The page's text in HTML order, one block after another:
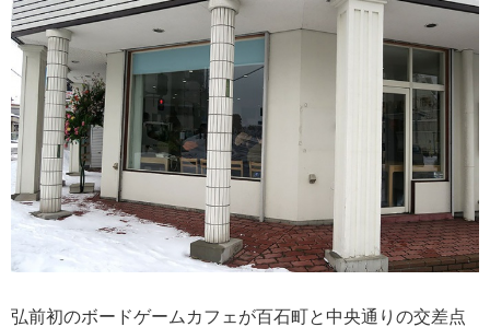
弘前初のボードゲームカフェが百石町と中央通りの交差点